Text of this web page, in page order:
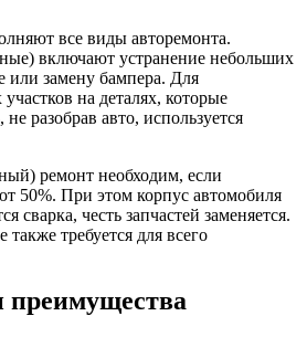
все виды авторемонта.
включают устранение небольших
или замену бампера. Для
на деталях, которые
разобрав авто, используется
ремонт необходим, если
50%. При этом корпус автомобиля
сварка, честь запчастей заменяется.
также требуется для всего